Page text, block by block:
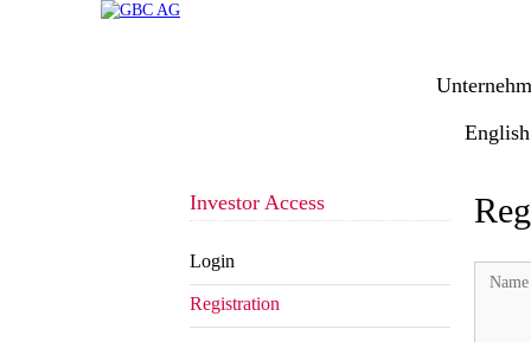
English
Investor Access
Login
Registration
Name